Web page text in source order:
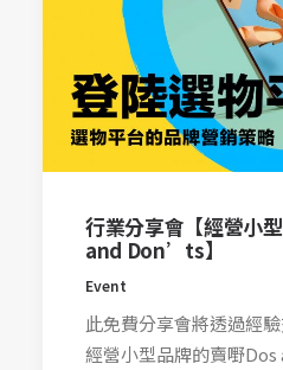
行業分享會【經營小
and Don’ts】
Event
此免費分享會將透過經
經營小型品牌的賣嘢